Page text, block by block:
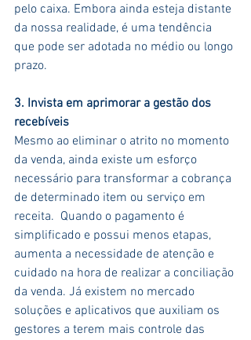
pelo caixa. Embora ainda esteja distante
da nossa realidade, é uma tendência
que pode ser adotada no médio ou longo
prazo.
3. Invista em aprimorar a gestão dos
recebíveis
Mesmo ao eliminar o atrito no momento
da venda, ainda existe um esforço
necessário para transformar a cobrança
de determinado item ou serviço em
receita.  Quando o pagamento é
simplificado e possui menos etapas,
aumenta a necessidade de atenção e
cuidado na hora de realizar a conciliação
da venda. Já existem no mercado
soluções e aplicativos que auxiliam os
gestores a terem mais controle das